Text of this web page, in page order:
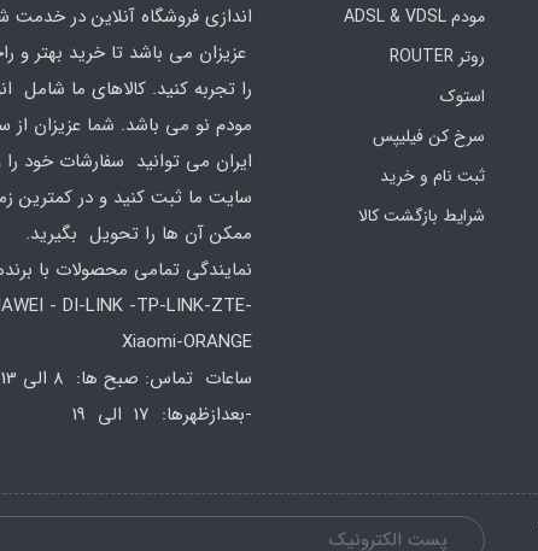
مودم ADSL & VDSL
روتر ROUTER
استوک
سرخ کن فیلیپس
ثبت نام و خرید
شرایط بازگشت کالا
اندازی فروشگاه آنلاین در خدمت
عزیزان می باشد تا خرید بهتر و
را تجربه کنید. کالاهای ما شامل
مودم نو می باشد. شما عزیزان از
ایران می توانید سفارشات خود
سایت ما ثبت کنید و در کمترین
ممکن آن ها را تحویل بگیرید.
نمایندگی تمامی محصولات با
- DI-LINK -TP-LINK-ZTE-
Xiaomi-ORANGE
-بعدازظهرها: 17 الی 19